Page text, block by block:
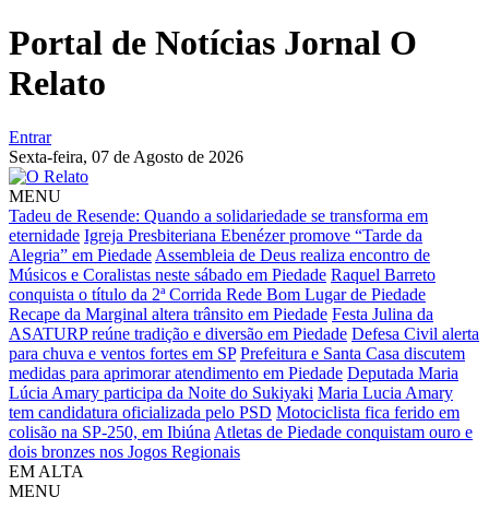
Portal de Notícias Jornal O
Relato
Entrar
Sexta-feira, 07 de Agosto de 2026
MENU
Tadeu de Resende: Quando a solidariedade se transforma em
eternidade Igreja Presbiteriana Ebenézer promove “Tarde da
Alegria” em Piedade Assembleia de Deus realiza encontro de
Músicos e Coralistas neste sábado em Piedade Raquel Barreto
conquista o título da 2ª Corrida Rede Bom Lugar de Piedade
Recape da Marginal altera trânsito em Piedade Festa Julina da
ASATURP reúne tradição e diversão em Piedade Defesa Civil alerta
para chuva e ventos fortes em SP Prefeitura e Santa Casa discutem
medidas para aprimorar atendimento em Piedade Deputada Maria
Lúcia Amary participa da Noite do Sukiyaki Maria Lucia Amary
tem candidatura oficializada pelo PSD Motociclista fica ferido em
colisão na SP-250, em Ibiúna Atletas de Piedade conquistam ouro e
dois bronzes nos Jogos Regionais
EM ALTA
MENU